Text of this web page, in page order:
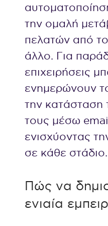
την ομαλή
πελατών από
άλλο. Για
επιχειρήσεις
ενημερώνουν
την κατάσταση
τους μέσω
ενισχύοντας
σε κάθε στάδιο.
Πώς να
ενιαία